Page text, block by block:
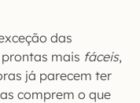
das
mais fáceis,
já parecem ter
comprem o que